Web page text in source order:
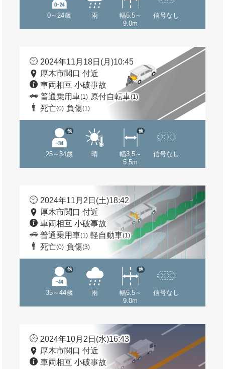
0～24歳 雨
幅5.5～
9.0m
信号なし
2024年11月18日(月)10:45
厚木市関口 付近
車両相互 小破事故
普通乗用車(1) 原付自転車(1)
死亡(0) 負傷(1)
25～34歳
他
晴
幅3.5～
5.5m
他
信号なし
2024年11月2日(土)18:42
厚木市関口 付近
車両相互 小破事故
普通乗用車(1) 軽自動車(1)
死亡(0) 負傷(3)
35～44歳
他
雨
幅5.5～
9.0m
他
信号なし
2024年10月2日(水)16:43
厚木市関口 付近
車両相互 小破事故